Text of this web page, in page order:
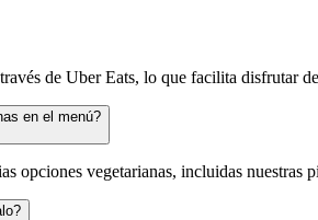
de Uber Eats, lo que facilita disfrutar
en el menú?
opciones vegetarianas, incluidas nuestras